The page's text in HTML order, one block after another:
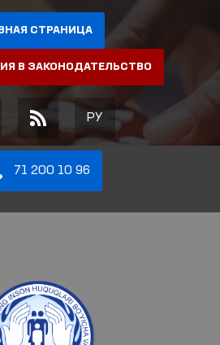
СТРАНИЦА
В ЗАКОНОДАТЕЛЬСТВО
РУ
71 200 10 96